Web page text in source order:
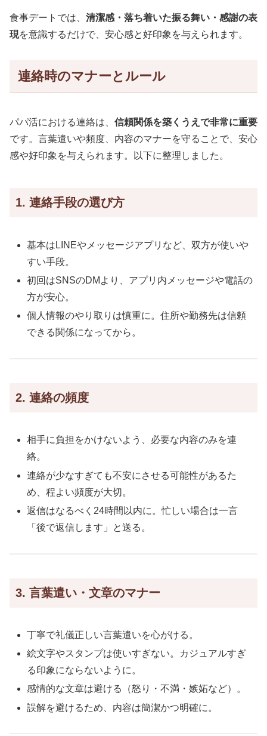
食事デートでは、 清潔感・落ち着いた振る舞い・感謝の表
現を意識するだけで、安心感と好印象を与えられます。
連絡時のマナーとルール
パパ活における連絡は、 信頼関係を築くうえで非常に重要
です。言葉遣いや頻度、内容のマナーを守ることで、安心
感や好印象を与えられます。以下に整理しました。
1. 連絡手段の選び方
基本はLINEやメッセージアプリなど、双方が使いや
すい手段。
初回はSNSのDMより、アプリ内メッセージや電話の
方が安心。
個人情報のやり取りは慎重に。住所や勤務先は信頼
できる関係になってから。
2. 連絡の頻度
相手に負担をかけないよう、必要な内容のみを連
絡。
連絡が少なすぎても不安にさせる可能性があるた
め、程よい頻度が大切。
返信はなるべく24時間以内に。忙しい場合は一言
「後で返信します」と送る。
3. 言葉遣い・文章のマナー
丁寧で礼儀正しい言葉遣いを心がける。
絵文字やスタンプは使いすぎない。カジュアルすぎ
る印象にならないように。
感情的な文章は避ける（怒り・不満・嫉妬など）。
誤解を避けるため、内容は簡潔かつ明確に。